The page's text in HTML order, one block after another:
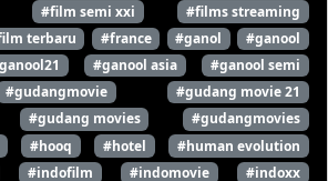
#film semi xxi
#films streaming
terbaru #france #ganol
#ganool
#ganool asia
#ganool semi
#gudangmovie
#gudang movie 21
#gudang movies
#gudangmovies
#hooq #hotel
#human evolution
#indofilm #indomovie
#indoxx